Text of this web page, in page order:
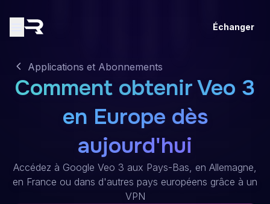
Échanger
Applications et Abonnements
Comment obtenir Veo 3
en Europe dès
aujourd'hui
Accédez à Google Veo 3 aux Pays-Bas, en Allemagne,
en France ou dans d'autres pays européens grâce à un
VPN